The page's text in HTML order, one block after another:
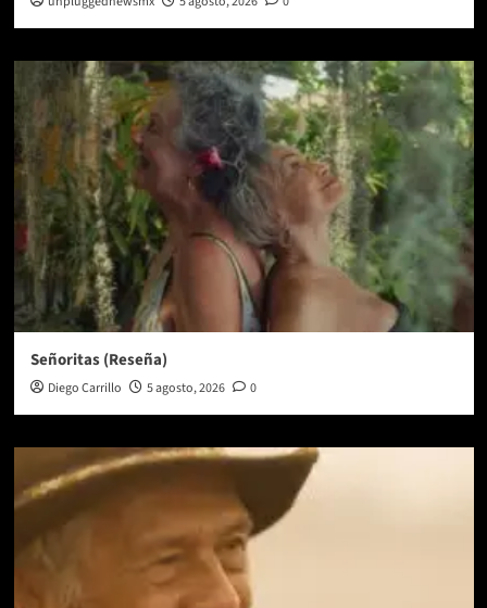
Señoritas (Reseña)
Diego Carrillo 5 agosto, 2026 0